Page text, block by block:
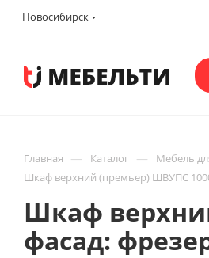
Новосибирск
Главная — Каталог — Мебель
Шкаф верхний (премьер) ШВУПС
Шкаф
фасад: